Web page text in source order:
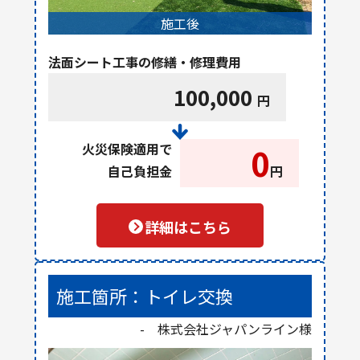
施工後
法面シート工事の修繕・修理費用
100,000 円
火災保険適用で
自己負担金
0円
詳細はこちら
施工箇所：トイレ交換
- 株式会社ジャパンライン様